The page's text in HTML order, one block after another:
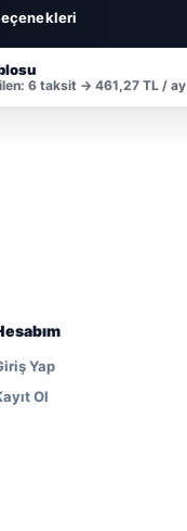
6 taksit → 461,27 TL / ay
Yap
Ol